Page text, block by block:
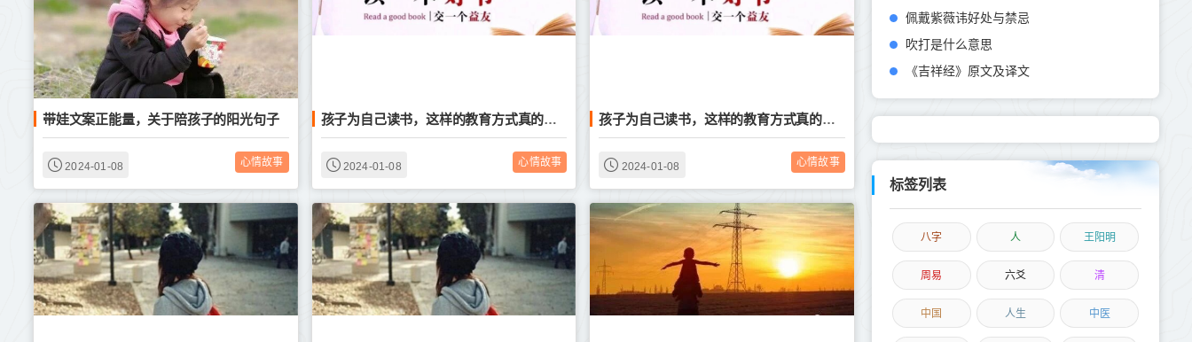
带娃文案正能量，关于陪孩子的阳光句子
2024-01-08 心情故事
孩子为自己读书，这样的教育方式真的好吗？
2024-01-08 心情故事
孩子为自己读书，这样的教育方式真的好吗？
2024-01-08 心情故事
佩戴紫薇讳好处与禁忌
吹打是什么意思
《吉祥经》原文及译文
标签列表
八字 人 王阳明
周易 六爻 清
中国 人生 中医